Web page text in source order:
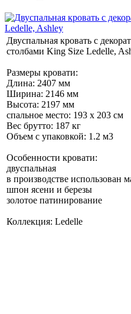
Двуспальная кровать с
столбами King Size Ledelle,
Размеры кровати:
Длина: 2407 мм
Ширина: 2146 мм
Высота: 2197 мм
спальное место: 193 х 203 см
Вес брутто: 187 кг
Объем с упаковкой: 1.2 м3
Особенности кровати:
двуспальная
в производстве использован
шпон ясени и березы
золотое патинирование
Коллекция: Ledelle